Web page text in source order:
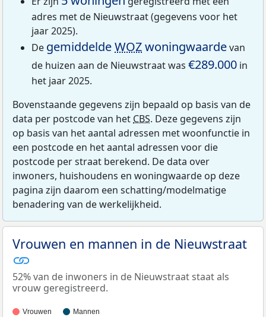
adres met de Nieuwstraat (gegevens voor het
jaar 2025).
De gemiddeldeWOZwoningwaardevan
de huizen aan de Nieuwstraat was €289.000 in
het jaar 2025.
Bovenstaande gegevens zijn bepaald op basis van de
data per postcode van het CBS. Deze gegevens zijn
op basis van het aantal adressen met woonfunctie in
een postcode en het aantal adressen voor die
postcode per straat berekend. De data over
inwoners, huishoudens en woningwaarde op deze
pagina zijn daarom een schatting/modelmatige
benadering van de werkelijkheid.
Vrouwen en mannen in de Nieuwstraat
52% van de inwoners in de Nieuwstraat staat als
vrouw geregistreerd.
Vrouwen Mannen